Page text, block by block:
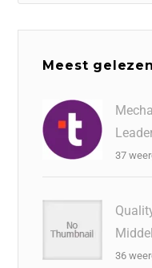
Meest gelezen
37
36